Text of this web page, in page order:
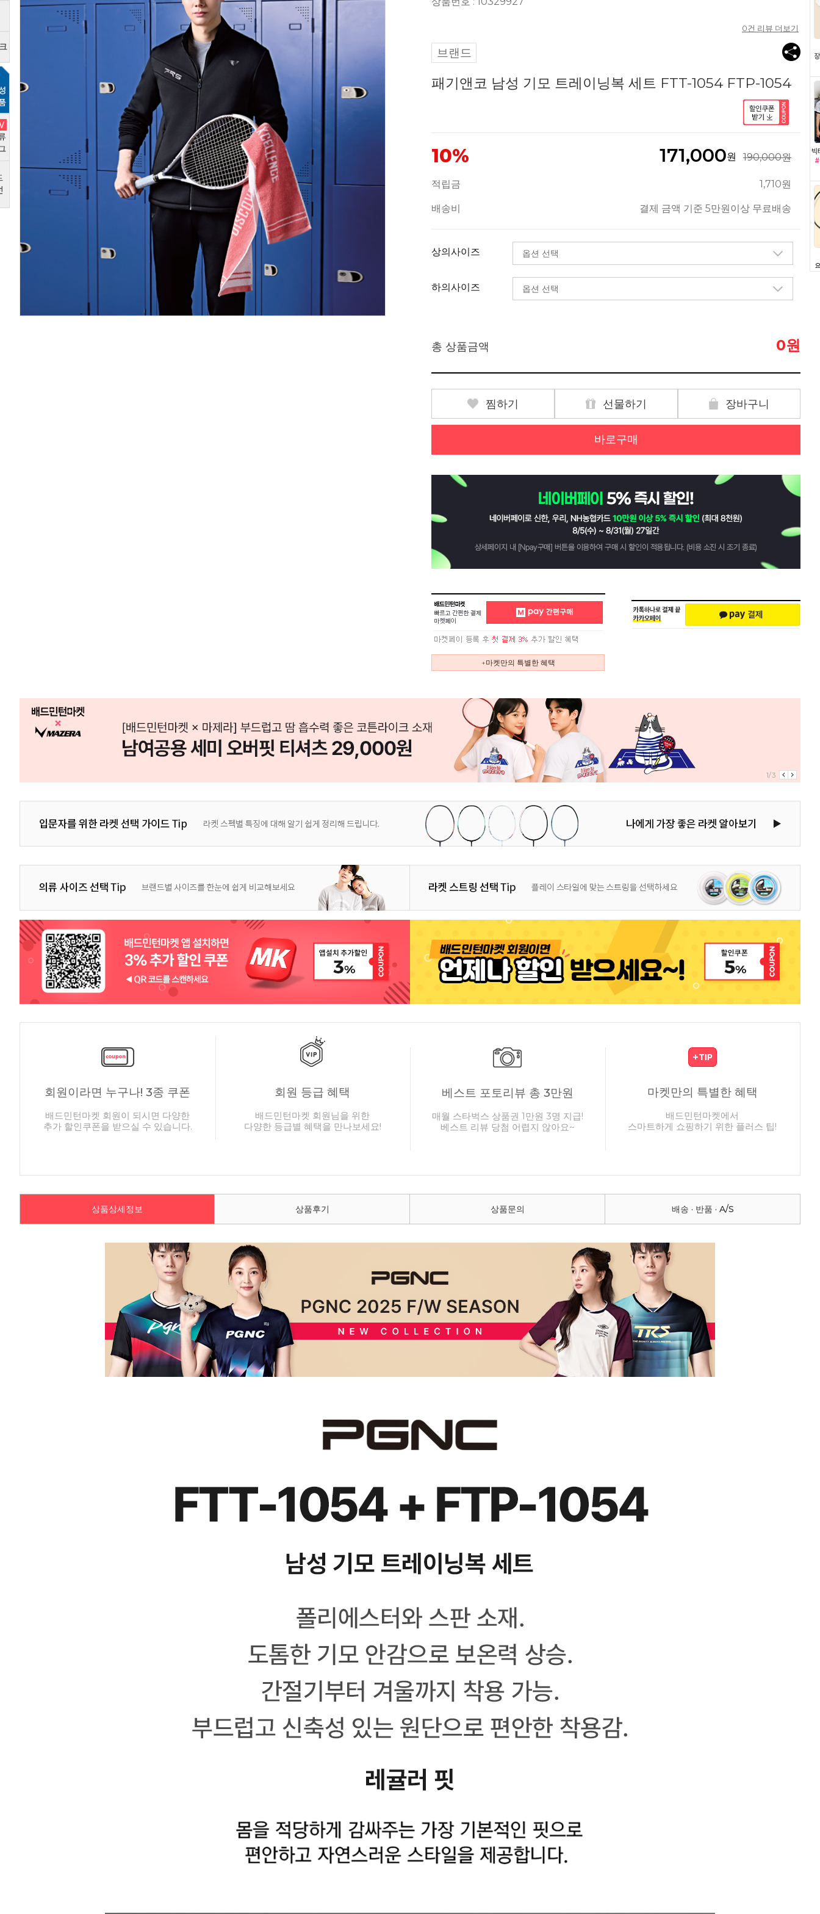
0건 리뷰 더보기
브랜드
패기앤코 남성 기모 트레이닝복 세트 FTT-1054 FTP-1054
10% 171,000원 190,000원
적립금 1,710원
배송비 결제 금액 기준 5만원이상 무료배송
상의사이즈
하의사이즈
총 상품금액 0원
찜하기 선물하기 장바구니
바로구매
+마켓만의 특별한 혜택
1/3
회원이라면 누구나! 3종 쿠폰
배드민턴마켓 회원이 되시면 다양한
추가 할인쿠폰을 받으실 수 있습니다.
회원 등급 혜택
배드민턴마켓 회원님을 위한
다양한 등급별 혜택을 만나보세요!
베스트 포토리뷰 총 3만원
매월 스타벅스 상품권 1만원 3명 지급!
베스트 리뷰 당첨 어렵지 않아요~
마켓만의 특별한 혜택
배드민턴마켓에서
스마트하게 쇼핑하기 위한 플러스 팁!
상품상세정보 상품후기 상품문의 배송 · 반품 · A/S